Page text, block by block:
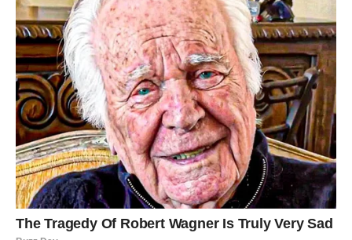
Ako se koristi kokosovo ulje, treba ga posmatrati isključivo
kaododatak, a ne kao zamjenu za ove ključne korake.